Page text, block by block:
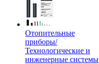
Отопительные
приборы/
Технологические и
инженерные системы